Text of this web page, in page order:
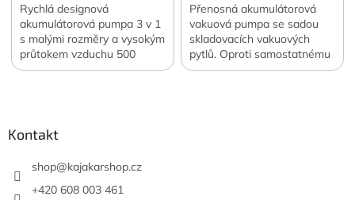
Rychlá designová
akumulátorová pumpa 3 v 1
s malými rozměry a vysokým
průtokem vzduchu 500
l/min. Navíc funkce svítilny a
Přenosná akumulátorová
vakuová pumpa se sadou
skladovacích vakuových
pytlů. Oproti samostatnému
nákupu ušetříte 400 Kč.
Kontakt
shop@kajakarshop.cz
+420 608 003 461